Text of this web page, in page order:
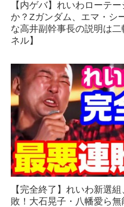
【内ゲバ】れいわローテ
か？Zガンダム、エマ・シ
な高井副幹事長の説明は
ネル】
【完全終了】れいわ新選
敗！大石晃子・八幡愛ら